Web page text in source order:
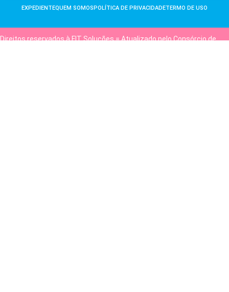
EXPEDIENTEQUEM SOMOS POLÍTICA DE PRIVACIDADETERMO DE USO
Direitos reservados à FIT Soluções = Atualizado pelo Consórcio de